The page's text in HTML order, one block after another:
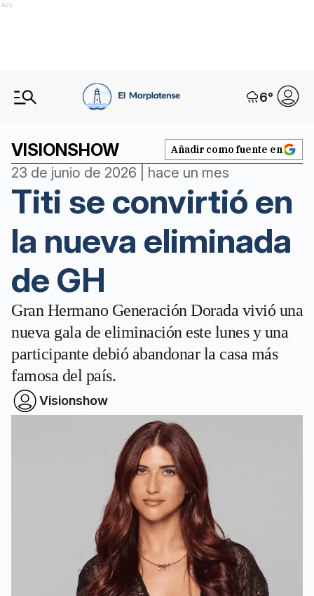
Ads
6°
VISIONSHOW Añadir como fuente en
23 de junio de 2026 | hace un mes
Titi se convirtió en
la nueva eliminada
de GH
Gran Hermano Generación Dorada vivió una
nueva gala de eliminación este lunes y una
participante debió abandonar la casa más
famosa del país.
Visionshow